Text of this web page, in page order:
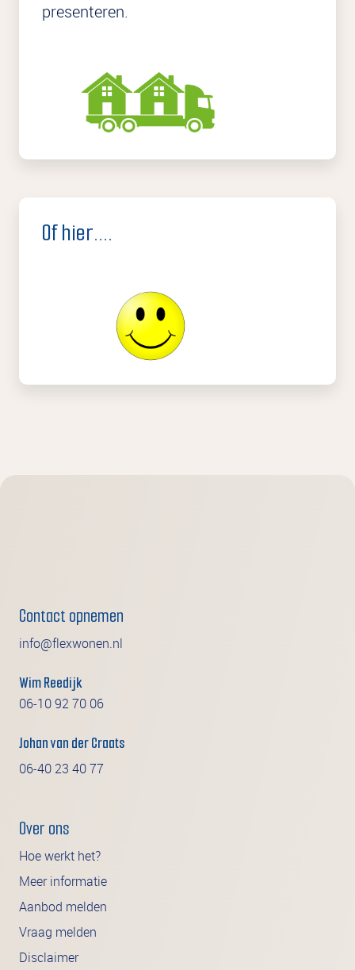
presenteren.
Of hier....
Contact opnemen
info@flexwonen.nl
Wim Reedijk
06-10 92 70 06
Johan van der Craats
06-40 23 40 77
Over ons
Hoe werkt het?
Meer informatie
Aanbod melden
Vraag melden
Disclaimer